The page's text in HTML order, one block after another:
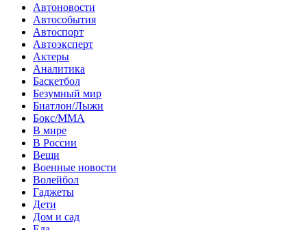
Автоновости
Автособытия
Автоспорт
Автоэксперт
Актеры
Аналитика
Баскетбол
Безумный мир
Биатлон/Лыжи
Бокс/MMA
В мире
В России
Вещи
Военные новости
Волейбол
Гаджеты
Дети
Дом и сад